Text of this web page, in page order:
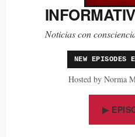
Noticias con
NEW EPISODES
Hosted by Norma
▶